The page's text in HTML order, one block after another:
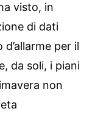
visto, in
di dati
per il
da soli, i piani
non